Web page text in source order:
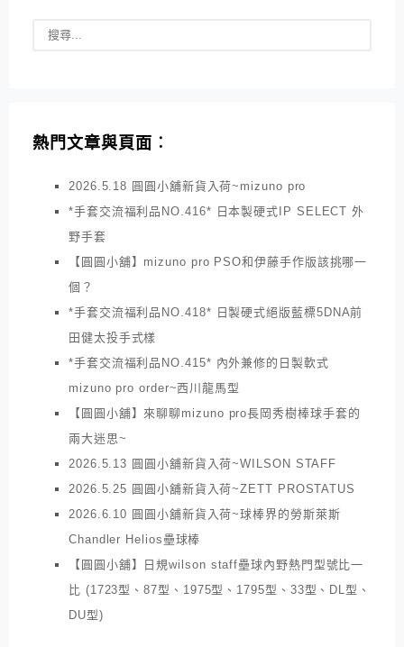
熱門文章與頁面︰
2026.5.18 圓圓小舖新貨入荷~mizuno pro
*手套交流福利品NO.416* 日本製硬式IP SELECT 外
野手套
【圓圓小舖】mizuno pro PSO和伊藤手作版該挑哪一
個？
*手套交流福利品NO.418* 日製硬式絕版藍標5DNA前
田健太投手式樣
*手套交流福利品NO.415* 內外兼修的日製軟式
mizuno pro order~西川龍馬型
【圓圓小舖】來聊聊mizuno pro長岡秀樹棒球手套的
兩大迷思~
2026.5.13 圓圓小舖新貨入荷~WILSON STAFF
2026.5.25 圓圓小舖新貨入荷~ZETT PROSTATUS
2026.6.10 圓圓小舖新貨入荷~球棒界的勞斯萊斯
Chandler Helios壘球棒
【圓圓小舖】日規wilson staff壘球內野熱門型號比一
比 (1723型、87型、1975型、1795型、33型、DL型、
DU型)